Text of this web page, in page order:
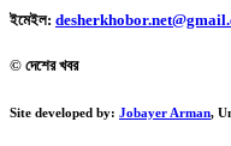
ইমেইল:
© দেশের খবর
Site developed by: Jobayer Arman,